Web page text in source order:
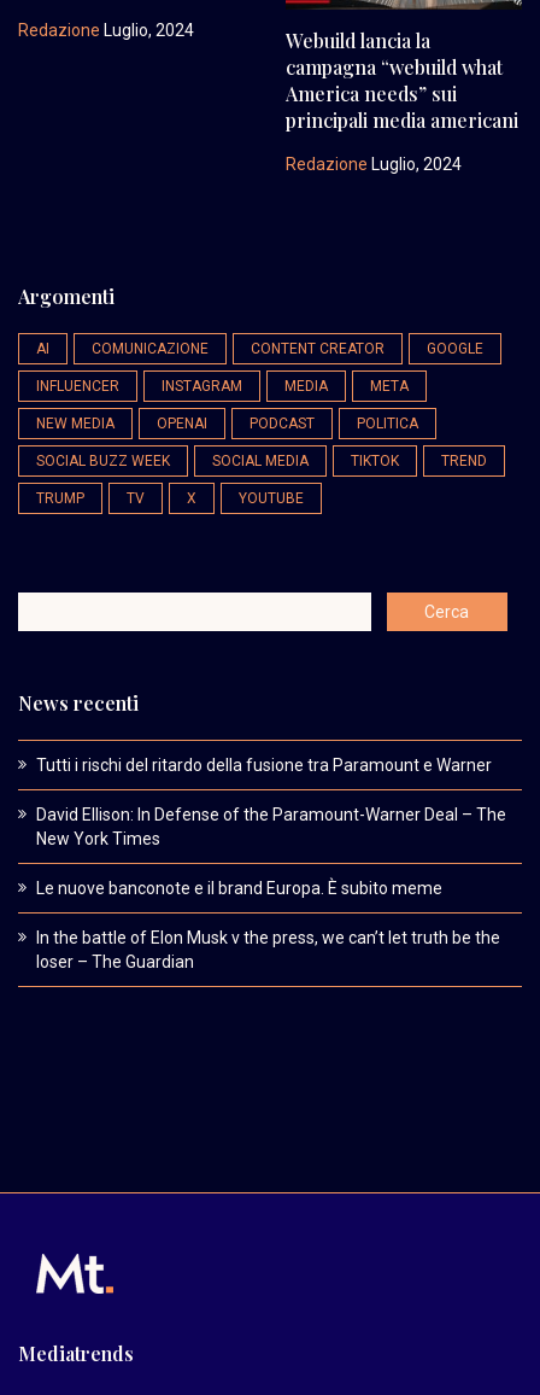
Redazione Luglio, 2024
Webuild lancia la
campagna “webuild what
America needs” sui
principali media americani
Redazione Luglio, 2024
Argomenti
AI COMUNICAZIONE CONTENT CREATOR GOOGLE
INFLUENCER INSTAGRAM MEDIA META
NEW MEDIA OPENAI PODCAST POLITICA
SOCIAL BUZZ WEEK SOCIAL MEDIA TIKTOK TREND
TRUMP TV X YOUTUBE
News recenti
Tutti i rischi del ritardo della fusione tra Paramount e Warner
David Ellison: In Defense of the Paramount-Warner Deal – The
New York Times
Le nuove banconote e il brand Europa. È subito meme
In the battle of Elon Musk v the press, we can’t let truth be the
loser – The Guardian
Mediatrends